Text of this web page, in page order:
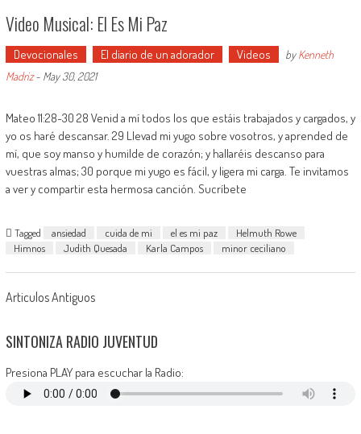
Video Musical: El Es Mi Paz
Devocionales El diario de un adorador Videos byKenneth
Madriz- May 30, 2021
Mateo 11:28-30 28 Venid a mí todos los que estáis trabajados y cargados, y
yo os haré descansar. 29 Llevad mi yugo sobre vosotros, y aprended de
mí, que soy manso y humilde de corazón; y hallaréis descanso para
vuestras almas; 30 porque mi yugo es fácil, y ligera mi carga. Te invitamos
a ver y compartir esta hermosa canción. Sucríbete
Tagged ansiedad cuida de mi el es mi paz
Helmuth Rowe
Himnos
Judith Quesada Karla Campos minor ceciliano
Articulos Antiguos
SINTONIZA RADIO JUVENTUD
Presiona PLAY para escuchar la Radio: